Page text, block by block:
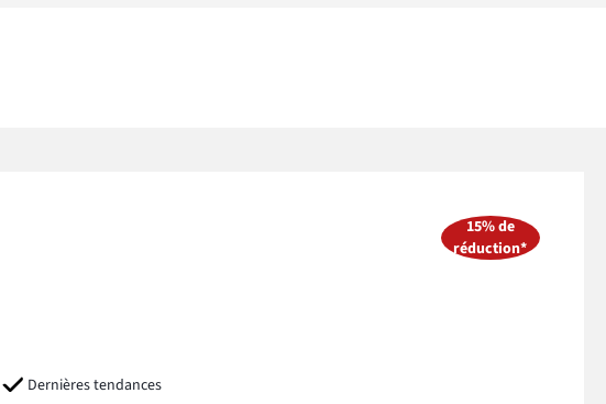
Dernières tendances
15% de
réduction*